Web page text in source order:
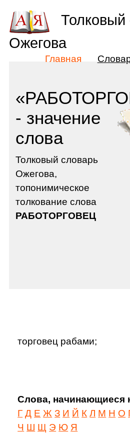
- значение
слова
Толковый словарь
Ожегова,
топонимическое
толкование слова
РАБОТОРГОВЕЦ
торговец рабами;
Слова, начинающиеся
Г Д Е Ж З И Й К Л М Н О
Ч Ш Щ Э Ю Я
Толковый
Ожегова
Главная